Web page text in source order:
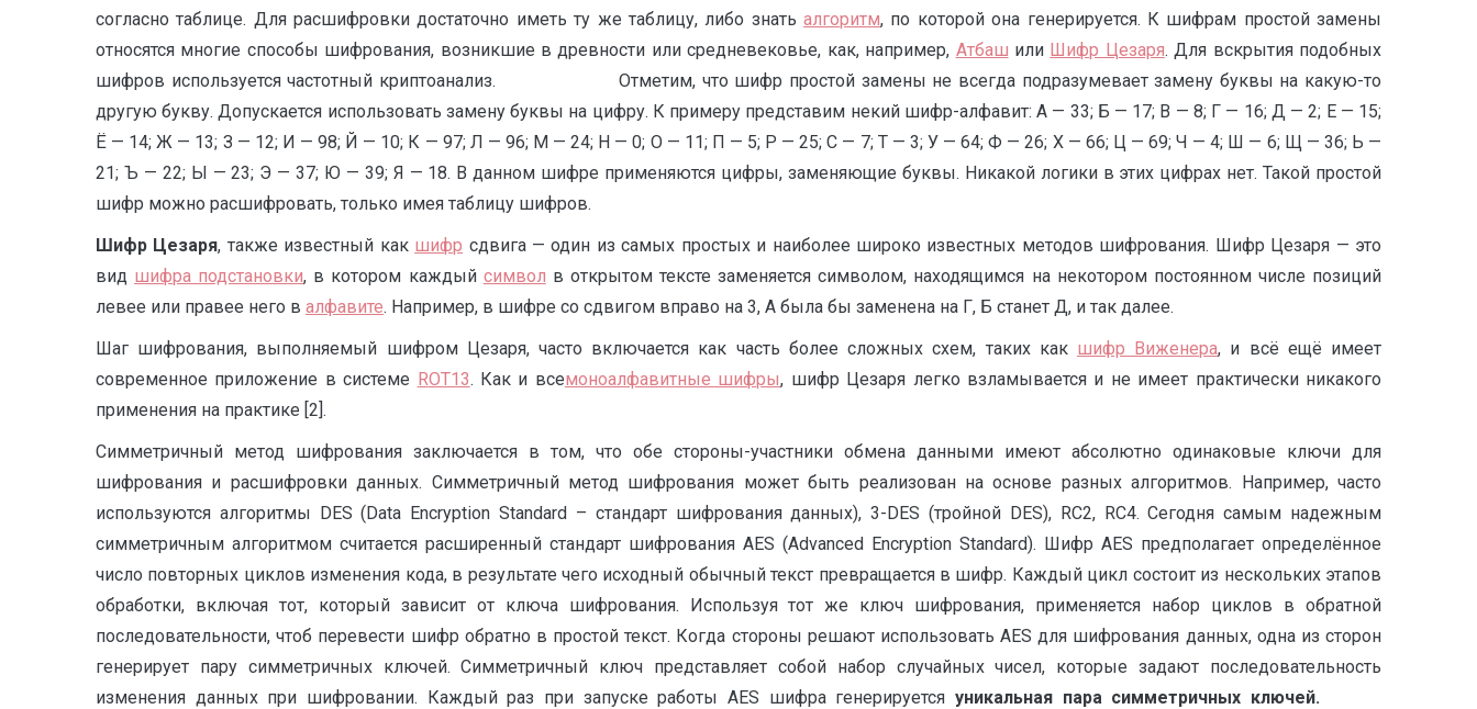
согласно таблице. Для расшифровки достаточно иметь ту же таблицу, либо знатьалгоритм, по которой она генерируется. К шифрам простой замены
относятся многие способы шифрования, возникшие в древности или средневековье, как, например, Атбаш или Шифр Цезаря. Для вскрытия подобных
шифров используется частотный криптоанализ. Отметим, что шифр простой замены не всегда подразумевает замену буквы на какую-то
другую букву. Допускается использовать замену буквы на цифру. К примеру представим некий шифр-алфавит: А — 33; Б — 17; В — 8; Г — 16; Д — 2; Е — 15;
Ё — 14; Ж — 13; З — 12; И — 98; Й — 10; К — 97; Л — 96; М — 24; Н — 0; О — 11; П — 5; Р — 25; С — 7; Т — 3; У — 64; Ф — 26; Х — 66; Ц — 69; Ч — 4; Ш — 6; Щ — 36; Ь —
21; Ъ — 22; Ы — 23; Э — 37; Ю — 39; Я — 18. В данном шифре применяются цифры, заменяющие буквы. Никакой логики в этих цифрах нет. Такой простой
шифр можно расшифровать, только имея таблицу шифров.
Шифр Цезаря, также известный как шифр сдвига — один из самых простых и наиболее широко известных методов шифрования. Шифр Цезаря — это
вид шифра подстановки, в котором каждый символ в открытом тексте заменяется символом, находящимся на некотором постоянном числе позиций
левее или правее него в алфавите. Например, в шифре со сдвигом вправо на 3, А была бы заменена на Г, Б станет Д, и так далее.
Шаг шифрования, выполняемый шифром Цезаря, часто включается как часть более сложных схем, таких как шифр Виженера, и всё ещё имеет
современное приложение в системе ROT13. Как и всемоноалфавитные шифры, шифр Цезаря легко взламывается и не имеет практически никакого
применения на практике [2].
Симметричный метод шифрования заключается в том, что обе стороны-участники обмена данными имеют абсолютно одинаковые ключи для
шифрования и расшифровки данных. Симметричный метод шифрования может быть реализован на основе разных алгоритмов. Например, часто
используются алгоритмы DES (Data Encryption Standard – стандарт шифрования данных), 3-DES (тройной DES), RC2, RC4. Сегодня самым надежным
симметричным алгоритмом считается расширенный стандарт шифрования AES (Advanced Encryption Standard). Шифр AES предполагает определённое
число повторных циклов изменения кода, в результате чего исходный обычный текст превращается в шифр. Каждый цикл состоит из нескольких этапов
обработки, включая тот, который зависит от ключа шифрования. Используя тот же ключ шифрования, применяется набор циклов в обратной
последовательности, чтоб перевести шифр обратно в простой текст. Когда стороны решают использовать AES для шифрования данных, одна из сторон
генерирует пару симметричных ключей. Симметричный ключ представляет собой набор случайных чисел, которые задают последовательность
изменения данных при шифровании. Каждый раз при запуске работы AES шифра генерируется уникальная пара симметричных ключей.